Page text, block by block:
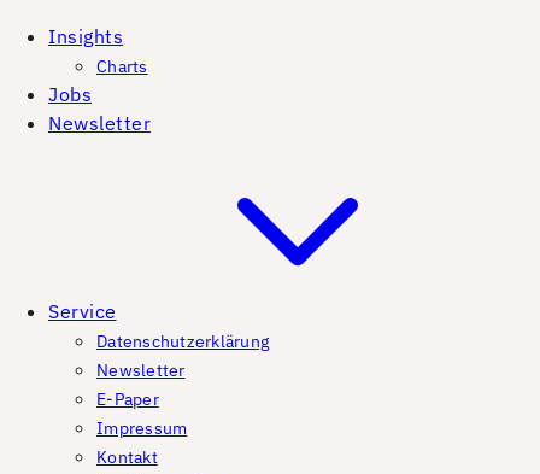
Insights
Charts
Jobs
Newsletter
Service
Datenschutzerklärung
Newsletter
E-Paper
Impressum
Kontakt